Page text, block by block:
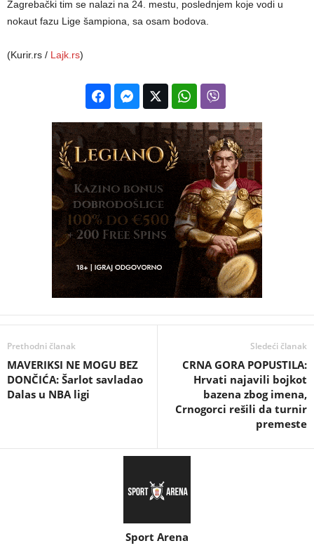
Zagrebački tim se nalazi na 24. mestu, poslednjem koje vodi u
nokaut fazu Lige šampiona, sa osam bodova.
(Kurir.rs / Lajk.rs)
Prethodni članak
MAVERIKSI NE MOGU BEZ
DONČIĆA: Šarlot savladao
Dalas u NBA ligi
Sledeći članak
CRNA GORA POPUSTILA:
Hrvati najavili bojkot
bazena zbog imena,
Crnogorci rešili da turnir
premeste
Sport Arena